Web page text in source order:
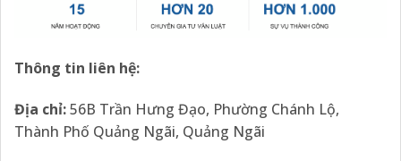
Thông tin liên hệ:
Địa chỉ:56B Trần Hưng Đạo, Phường Chánh Lộ,
Thành Phố Quảng Ngãi, Quảng Ngãi